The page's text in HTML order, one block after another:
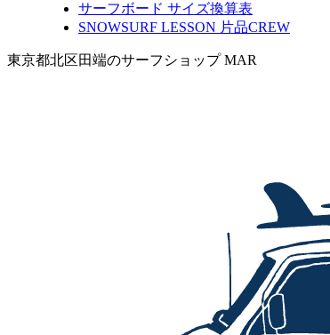
サーフボード サイズ換算表
SNOWSURF LESSON 片品CREW
東京都北区田端のサーフショップ MAR